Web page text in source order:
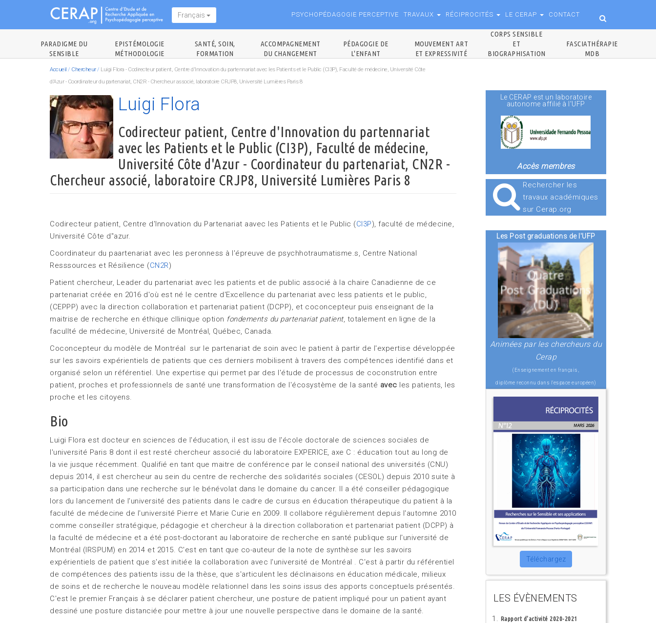
contenu
Français PSYCHOPÉDAGOGIE PERCEPTIVE TRAVAUX RÉCIPROCITÉS LE CERAP CONTACT
PARADIGME DU
SENSIBLE
EPISTÉMOLOGIE
MÉTHODOLOGIE
SANTÉ, SOIN,
FORMATION
ACCOMPAGNEMENT
DU CHANGEMENT
PÉDAGOGIE DE
L'ENFANT
MOUVEMENT ART
ET EXPRESSIVITÉ
CORPS SENSIBLE
ET
BIOGRAPHISATION
FASCIATHÉRAPIE
MDB
Accueil / Chercheur/ Luigi Flora - Codirecteur patient, Centre d'Innovation du partennariat avec les Patients et le Public (CI3P), Faculté de médecine, Université Côte
d'Azur - Coordinateur du partenariat, CN2R - Chercheur associé, laboratoire CRJP8, Université Lumières Paris 8
Luigi Flora
Codirecteur patient, Centre d'Innovation du partennariat
avec les Patients et le Public (CI3P), Faculté de médecine,
Université Côte d'Azur - Coordinateur du partenariat, CN2R -
Chercheur associé, laboratoire CRJP8, Université Lumières Paris 8
Codirecteur patient, Centre d'Innovation du Partenariat aavec les Patients et le Public (CI3P), faculté de médecine,
Université Côte d"azur.
Coordinateur du paartenariat avec les peronness à l'épreuve de psychhotraumatisme.s, Centre National
Resssources et Résilience (CN2R)
Patient chercheur, Leader du partenariat avec les patients et de public associé à la chaire Canadienne de ce
partenariat créée en 2016 d'où est né le centre d'Excellence du partenariat avec less patients et le public,
(CEPPP) avec la direction collaboration et partenariat patient (DCPP), et coconcepteur puis enseignant de la
maitrise de recherche en éthique cllinique option fondements du partenariat patient, totalement en ligne de la
facullté de médecine, Université de Montréal, Québec, Canada.
Coconcepteur du modèle de Montréal sur le partenariat de soin avec le patient à partir de l'expertise développée
sur les savoirs expérientiels de patients que ces derniers mobilisent à travers des compétences identifié dans et
organisé selon un référentiel. Une expertise qui permet par des l'étude de processus de coconstrution entre
patient, proches et professionnels de santé une transformation de l'écosystème de la santé avec les patients, les
proche et les citoyens.
Bio
Luigi Flora est docteur en sciences de l'éducation, il est issu de l'école doctorale de sciences sociales de
l'université Paris 8 dont il est resté chercheur associé du laboratoire EXPERICE, axe C : éducation tout au long de
la vie jusque récemment. Qualifié en tant que maitre de conférence par le conseil national des universités (CNU)
depuis 2014, il est chercheur au sein du centre de recherche des solidarités sociales (CESOL) depuis 2010 suite à
sa participation dans une recherche sur le bénévolat dans le domaine du cancer. Il a été conseiller pédagogique
lors du lancement de l'université des patients dans le cadre de cursus en éducation thérapeutique du patient à la
faculté de médecine de l'université Pierre et Marie Curie en 2009. Il collabore régulièrement depuis l'automne 2010
comme conseiller stratégique, pédagogie et chercheur à la direction collaboration et partenariat patient (DCPP) à
la faculté de médecine et a été post-doctorant au laboratoire de recherche en santé publique sur l'université de
Montréal (IRSPUM) en 2014 et 2015. C'est en tant que co-auteur de la note de synthèse sur les savoirs
expérientiels de patient que s'est initiée la collaboration avec l'université de Montréal . C'est à partir du référentiel
de compétences des patients issu de la thèse, que s'articulent les déclinaisons en éducation médicale, milieux
de soins et de recherche le nouveau modèle relationnel dans les soins issus des apports conceptuels présentés.
C'est le premier Français à se déclarer patient chercheur, une posture de patient impliqué pour un patient ayant
dessiné une posture distanciée pour mettre à jour une nouvelle perspective dans le domaine de la santé.
Le CERAP est un laboratoire
autonome affilié à l'UFP
Accès membres
Rechercher les
travaux académiques
sur Cerap.org
Les Post graduations de l'UFP
Animées par les chercheurs du
Cerap
(Enseignement en français,
diplôme reconnu dans l'espace européen)
Téléchargez
LES ÉVÈNEMENTS
Rapport d'activité 2020-2021